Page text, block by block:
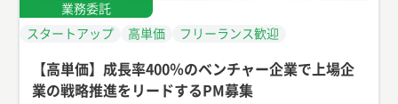
業務委託
スタートアップ
高単価 フリーランス歓迎
【高単価】成長率400％のベンチャー企業で上場企
業の戦略推進をリードするPM募集